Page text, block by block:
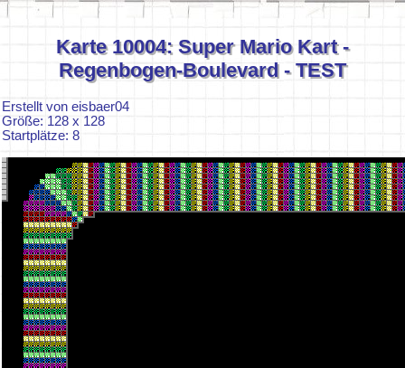
Karte 10004: Super Mario Kart -
Regenbogen-Boulevard - TEST
Erstellt von eisbaer04
Größe: 128 x 128
Startplätze: 8